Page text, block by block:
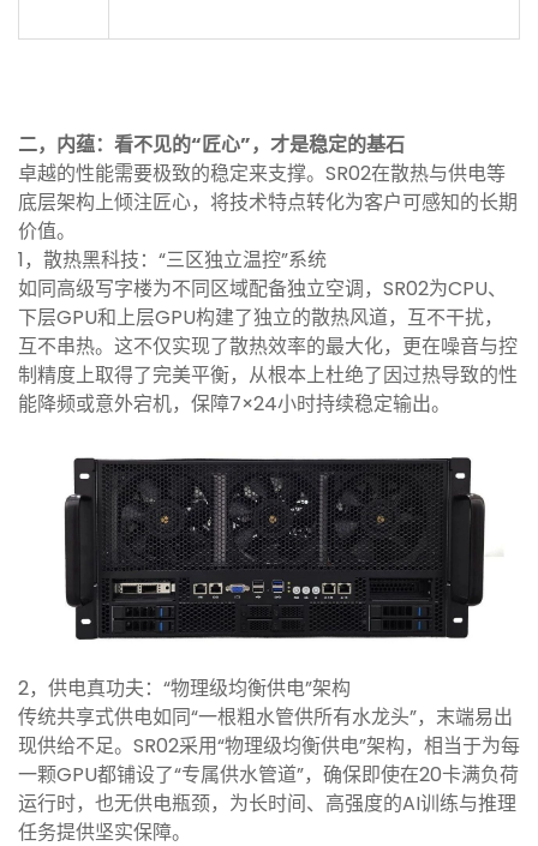
二，内蕴：看不见的“匠心”，才是稳定的基石
卓越的性能需要极致的稳定来支撑。SR02在散热与供电等
底层架构上倾注匠心，将技术特点转化为客户可感知的长期
价值。
1，散热黑科技：“三区独立温控”系统
如同高级写字楼为不同区域配备独立空调，SR02为CPU、
下层GPU和上层GPU构建了独立的散热风道，互不干扰，
互不串热。这不仅实现了散热效率的最大化，更在噪音与控
制精度上取得了完美平衡，从根本上杜绝了因过热导致的性
能降频或意外宕机，保障7×24小时持续稳定输出。
2， 供电真功夫：“物理级均衡供电”架构
传统共享式供电如同“一根粗水管供所有水龙头”，末端易出
现供给不足。SR02采用“物理级均衡供电”架构，相当于为每
一颗GPU都铺设了“专属供水管道”，确保即使在20卡满负荷
运行时，也无供电瓶颈，为长时间、高强度的AI训练与推理
任务提供坚实保障。